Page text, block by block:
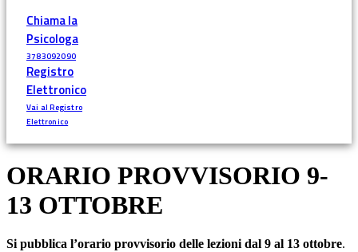
Chiama la
Psicologa
3783092090
Registro
Elettronico
Vai al Registro
Elettronico
ORARIO PROVVISORIO 9-
13 OTTOBRE
Si pubblica l’orario provvisorio delle lezioni dal 9 al 13 ottobre.